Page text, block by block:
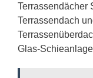
Terrassendächer
Terrassendach
Glas-